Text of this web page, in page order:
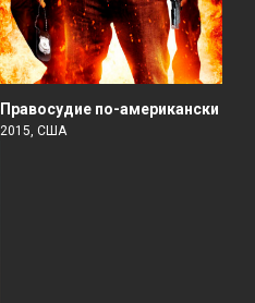
Правосудие по-американски
2015, США